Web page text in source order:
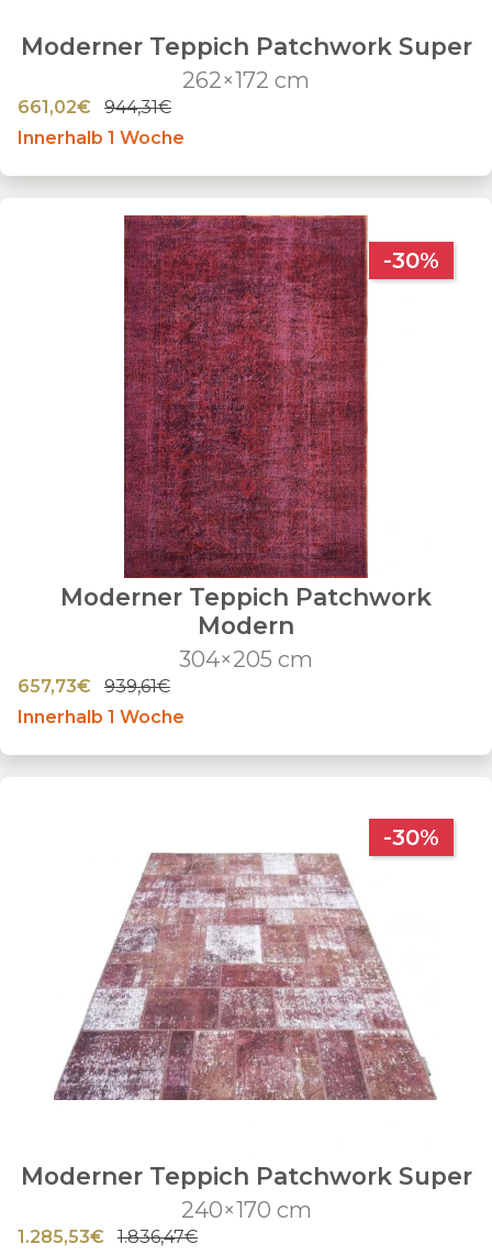
Moderner Teppich Patchwork Super
262×172 cm
661,02€
944,31€
Innerhalb 1 Woche
-30%
Moderner Teppich Patchwork
Modern
304×205 cm
657,73€
939,61€
Innerhalb 1 Woche
-30%
Moderner Teppich Patchwork Super
240×170 cm
1.285,53€ 1.836,47€